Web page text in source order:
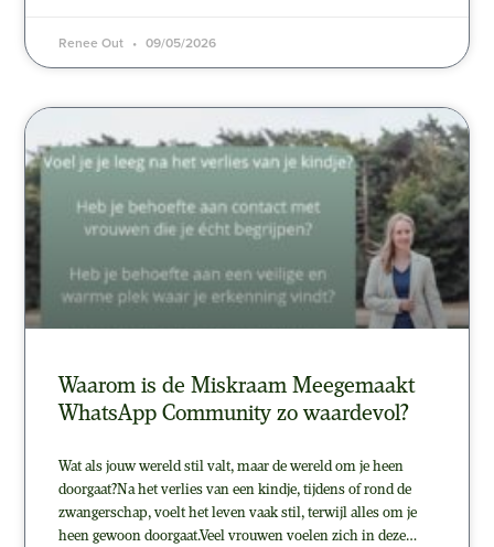
Renee Out 09/05/2026
Waarom is de Miskraam Meegemaakt
WhatsApp Community zo waardevol?
Wat als jouw wereld stil valt, maar de wereld om je heen
doorgaat?Na het verlies van een kindje, tijdens of rond de
zwangerschap, voelt het leven vaak stil, terwijl alles om je
heen gewoon doorgaat.Veel vrouwen voelen zich in deze…